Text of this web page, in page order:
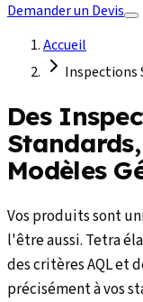
Demander un Devis
Accueil
Inspections
Des
Modèles
Vos produits sont
l'être aussi. Tetra
des critères AQL et
précisément à vos